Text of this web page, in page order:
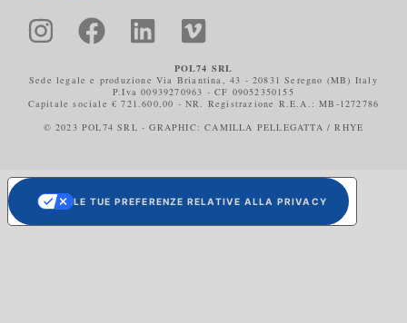
POL74 SRL
Sede legale e produzione Via Briantina, 43 - 20831 Seregno (MB) Italy
P.Iva 00939270963 - CF 09052350155
Capitale sociale € 721.600,00 - NR. Registrazione R.E.A.: MB-1272786
© 2023 POL74 SRL - GRAPHIC: CAMILLA PELLEGATTA / RHYE
LE TUE PREFERENZE RELATIVE ALLA PRIVACY